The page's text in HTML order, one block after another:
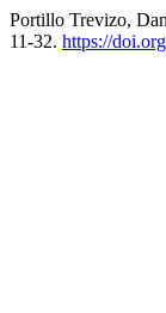
Portillo Trevizo,
11-32. https://